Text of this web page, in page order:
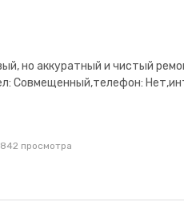
но аккуратный и чистый
Совмещенный,телефон:
стоянка,Домофон,Тихий
просмотра